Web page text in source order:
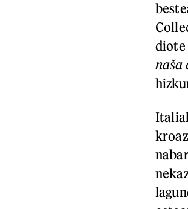
diote
naša